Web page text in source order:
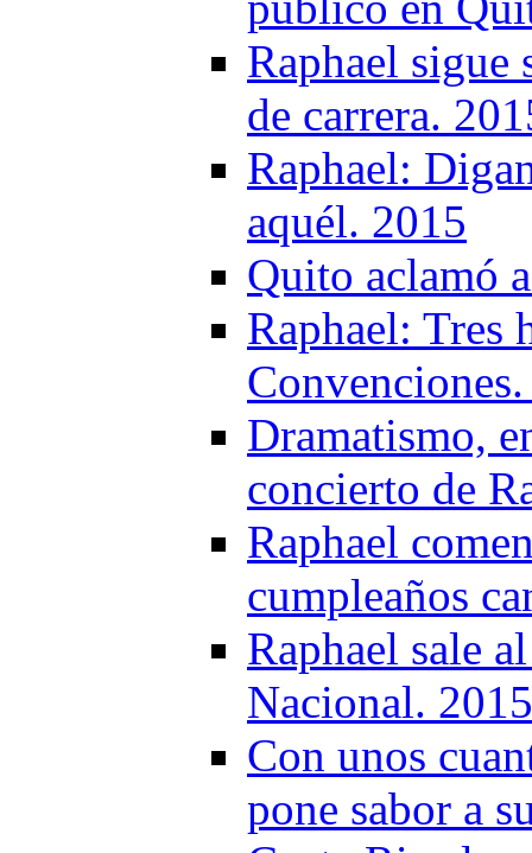
Raphael sigue
de carrera.
Raphael:
aquél. 2015
Quito aclamó
Raphael: Tres
Dramatismo,
concierto de
Raphael
cumpleaños
Raphael sale
Nacional. 2015
Con unos
pone sabor a